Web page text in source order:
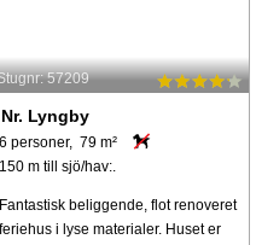
57209
Nr. Lyngby
6 personer, 79 m²
150 m till sjö/hav:.
Fantastisk beliggende, flot renoveret
feriehus i lyse materialer. Huset er